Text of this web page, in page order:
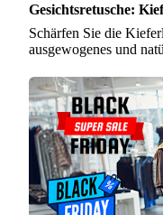
Gesichtsretusche:
Schärfen Sie die
ausgewogenes und